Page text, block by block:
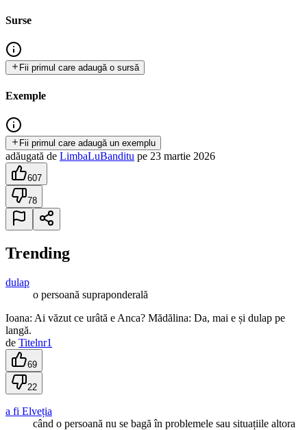
Surse
Fii primul care adaugă o sursă
Exemple
Fii primul care adaugă un exemplu
adăugată de LimbaLuBanditu pe 23 martie 2026
607
78
Trending
dulap
o persoană supraponderală
Ioana: Ai văzut ce urâtă e Anca? Mădălina: Da, mai e și dulap pe
langă.
de Titelnr1
69
22
a fi Elveția
când o persoană nu se bagă în problemele sau situațiile altora